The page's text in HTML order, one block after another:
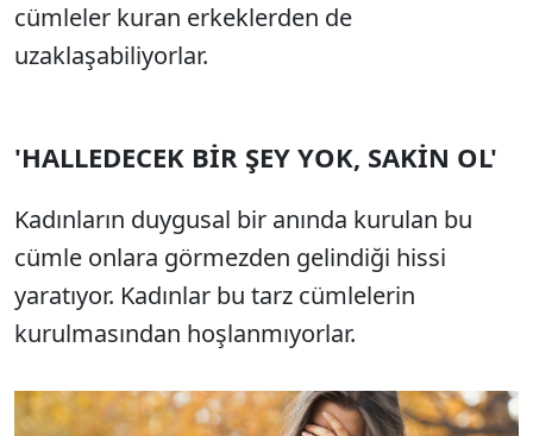
cümleler kuran erkeklerden de
uzaklaşabiliyorlar.
'HALLEDECEK BİR ŞEY YOK, SAKİN OL'
Kadınların duygusal bir anında kurulan bu
cümle onlara görmezden gelindiği hissi
yaratıyor. Kadınlar bu tarz cümlelerin
kurulmasından hoşlanmıyorlar.